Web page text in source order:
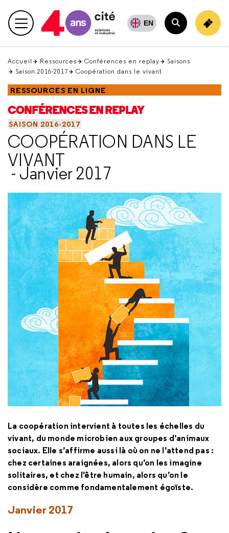
en
haut Menu principal EN
Rechercher
Accueil Ressources Conférences en replay
Saisons
Saison 2016-2017
Coopération dans le vivant
RESSOURCES EN LIGNE
CONFÉRENCES EN REPLAY
SAISON 2016-2017
COOPÉRATION DANS LE
VIVANT
- Janvier 2017
La coopération intervient à toutes les échelles du
vivant, du monde microbien aux groupes d’animaux
sociaux. Elle s’affirme aussi là où on ne l’attend pas :
chez certaines araignées, alors qu’on les imagine
solitaires, et chez l’être humain, alors qu’on le
considère comme fondamentalement égoïste.
Janvier 2017